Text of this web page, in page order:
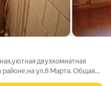
двухкомнатная
районе,на ул.8 Марта. Общая